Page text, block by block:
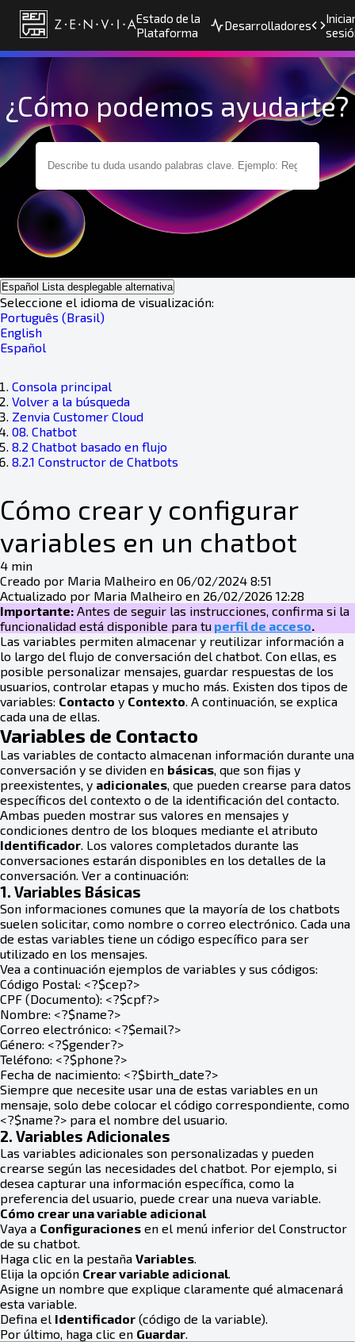
Estado de la
Plataforma
Desarrolladores
¿Cómo podemos ayudarte?
Español Lista desplegable alternativa
Seleccione el idioma de visualización:
Português (Brasil)
English
Español
Consola principal
Volver a la búsqueda
Zenvia Customer Cloud
08. Chatbot
8.2 Chatbot basado en flujo
8.2.1 Constructor de Chatbots
Cómo crear y configurar
variables en un chatbot
4 min
Creado por Maria Malheiro en 06/02/2024 8:51
Actualizado por Maria Malheiro en 26/02/2026 12:28
Importante: Antes de seguir las instrucciones, confirma si la
funcionalidad está disponible para tu perfil de acceso.
Las variables permiten almacenar y reutilizar información a
lo largo del flujo de conversación del chatbot. Con ellas, es
posible personalizar mensajes, guardar respuestas de los
usuarios, controlar etapas y mucho más. Existen dos tipos de
variables: Contacto y Contexto. A continuación, se explica
cada una de ellas.
Variables de Contacto
Las variables de contacto almacenan información durante una
conversación y se dividen en básicas, que son fijas y
preexistentes, y adicionales, que pueden crearse para datos
específicos del contexto o de la identificación del contacto.
Ambas pueden mostrar sus valores en mensajes y
condiciones dentro de los bloques mediante el atributo
Identificador. Los valores completados durante las
conversaciones estarán disponibles en los detalles de la
conversación. Ver a continuación:
1. Variables Básicas
Son informaciones comunes que la mayoría de los chatbots
suelen solicitar, como nombre o correo electrónico. Cada una
de estas variables tiene un código específico para ser
utilizado en los mensajes.
Vea a continuación ejemplos de variables y sus códigos:
Código Postal: <?$cep?>
CPF (Documento): <?$cpf?>
Nombre: <?$name?>
Correo electrónico: <?$email?>
Género: <?$gender?>
Teléfono: <?$phone?>
Fecha de nacimiento: <?$birth_date?>
Siempre que necesite usar una de estas variables en un
mensaje, solo debe colocar el código correspondiente, como
<?$name?> para el nombre del usuario.
2. Variables Adicionales
Las variables adicionales son personalizadas y pueden
crearse según las necesidades del chatbot. Por ejemplo, si
desea capturar una información específica, como la
preferencia del usuario, puede crear una nueva variable.
Cómo crear una variable adicional
Vaya a Configuraciones en el menú inferior del Constructor
de su chatbot.
Haga clic en la pestaña Variables.
Elija la opción Crear variable adicional.
Asigne un nombre que explique claramente qué almacenará
esta variable.
Defina el Identificador (código de la variable).
Por último, haga clic en Guardar.